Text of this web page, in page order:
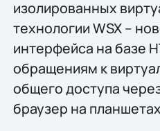
изолированных
технологии WSX –
интерфейса на базе
обращениям к
общего доступа
браузер на